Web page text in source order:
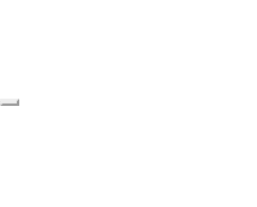
Expandir